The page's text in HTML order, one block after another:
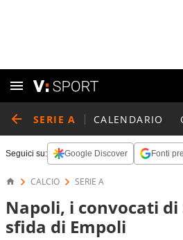
SERIE A CALENDARIO
Seguici su: Google Discover Fonti
CALCIO SERIE A
Napoli, i convocati
sfida di Empoli